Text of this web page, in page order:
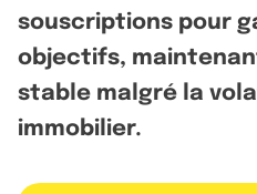
souscriptions pour
objectifs,
stable malgré la
immobilier.